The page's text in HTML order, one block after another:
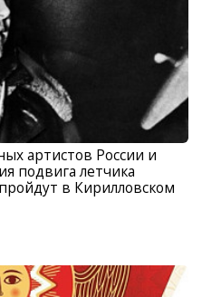
артистов России и
подвига летчика
в Кирилловском